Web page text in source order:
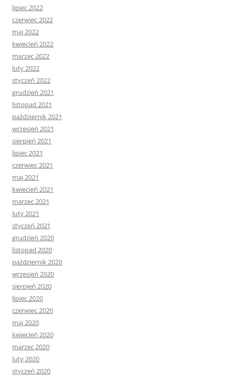
lipiec 2022
czerwiec 2022
maj 2022
kwiecień 2022
marzec 2022
luty 2022
styczeń 2022
grudzień 2021
listopad 2021
październik 2021
wrzesień 2021
sierpień 2021
lipiec 2021
czerwiec 2021
maj 2021
kwiecień 2021
marzec 2021
luty 2021
styczeń 2021
grudzień 2020
listopad 2020
październik 2020
wrzesień 2020
sierpień 2020
lipiec 2020
czerwiec 2020
maj 2020
kwiecień 2020
marzec 2020
luty 2020
styczeń 2020